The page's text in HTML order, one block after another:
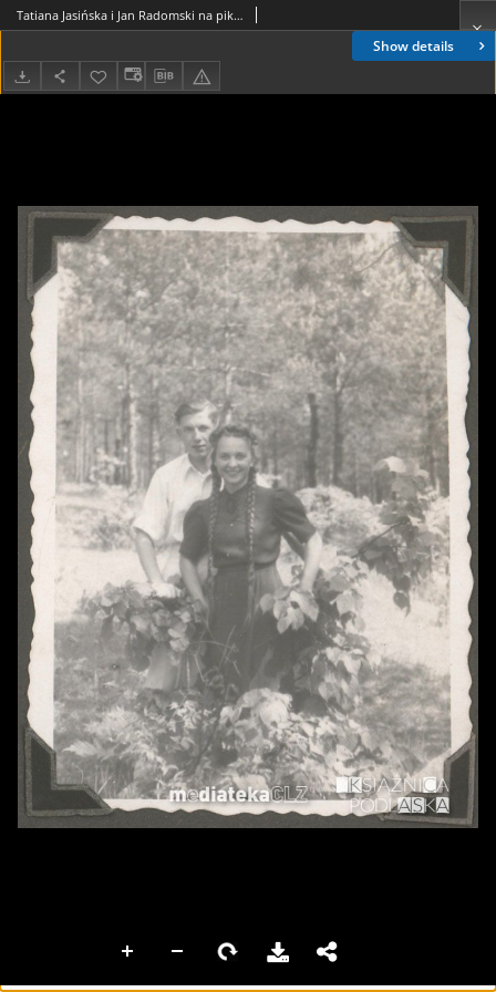
Show details
Tatiana Jasińska i Jan Radomski na pikniku w lesie, Pieczurki lub Jaroszówka, 1943 r.